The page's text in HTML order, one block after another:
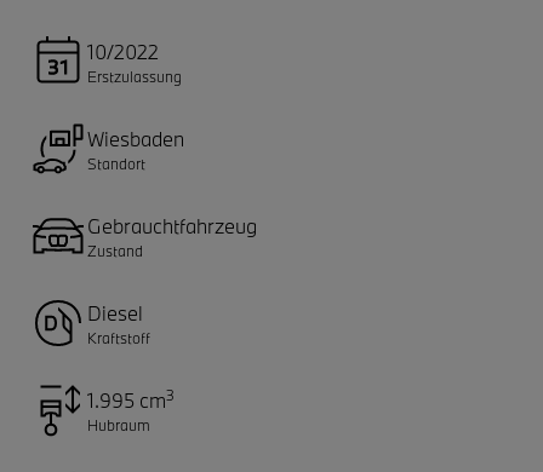
10/2022
Erstzulassung
Wiesbaden
Standort
Gebrauchtfahrzeug
Zustand
Diesel
Kraftstoff
1.995 cm3
Hubraum